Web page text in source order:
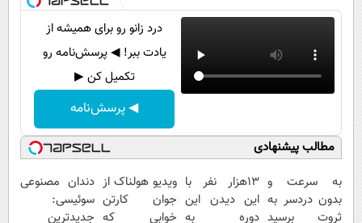
درد زانو رو برای همیشه از
یادت ببر! ◀ پرسش‌نامه رو
تکمیل کن ▶
◀ پرسش‌نامه
مطالب پیشنهادی
به سرعت و
بدون دردسر به
ثروت برسید
13هزار نفر با
این دیدن این
دوره به
ویدیو هولناک از
جوان کارتن
خوابی که
دندان مصنوعی
سوئیسی:
جدیدترین